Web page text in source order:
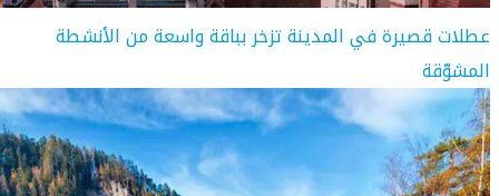
عطلات قصيرة في المدينة تزخر بباقة واسعة من الأنشطة
المشوّقة